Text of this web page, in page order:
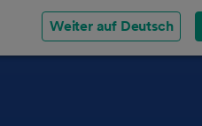
Weiter auf Deutsch